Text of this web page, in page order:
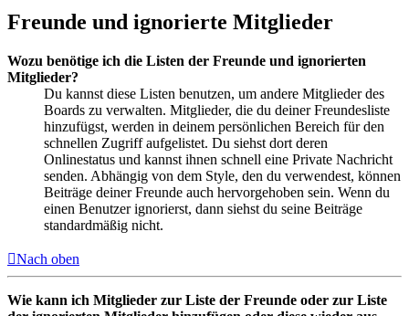
Freunde und ignorierte Mitglieder
Wozu benötige ich die Listen der Freunde und ignorierten
Mitglieder?
Du kannst diese Listen benutzen, um andere Mitglieder des
Boards zu verwalten. Mitglieder, die du deiner Freundesliste
hinzufügst, werden in deinem persönlichen Bereich für den
schnellen Zugriff aufgelistet. Du siehst dort deren
Onlinestatus und kannst ihnen schnell eine Private Nachricht
senden. Abhängig von dem Style, den du verwendest, können
Beiträge deiner Freunde auch hervorgehoben sein. Wenn du
einen Benutzer ignorierst, dann siehst du seine Beiträge
standardmäßig nicht.
Nach oben
Wie kann ich Mitglieder zur Liste der Freunde oder zur Liste